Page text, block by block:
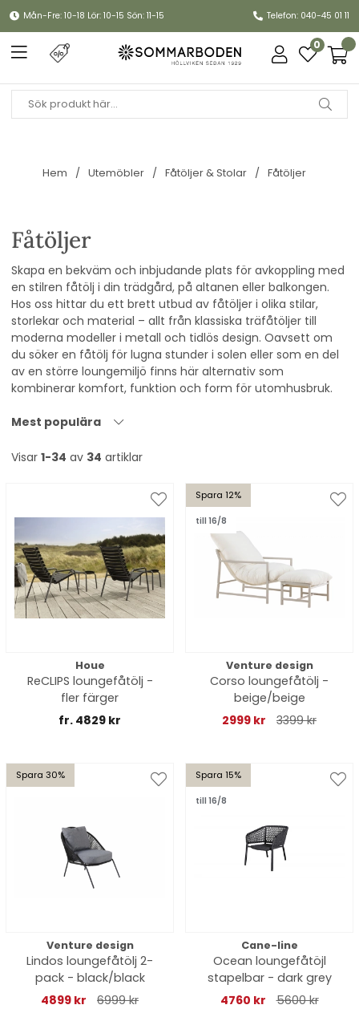
Mån-Fre: 10-18 Lör: 10-15 Sön: 11-15 Telefon: 040-45 01 11
0
Hem Utemöbler Fåtöljer & Stolar Fåtöljer
Fåtöljer
Skapa en bekväm och inbjudande plats för avkoppling med
en stilren fåtölj i din trädgård, på altanen eller balkongen.
Hos oss hittar du ett brett utbud av fåtöljer i olika stilar,
storlekar och material – allt från klassiska träfåtöljer till
moderna modeller i metall och tidlös design. Oavsett om
du söker en fåtölj för lugna stunder i solen eller som en del
av en större loungemiljö finns här alternativ som
kombinerar komfort, funktion och form för utomhusbruk.
Mest populära
Visar 1-34 av 34 artiklar
Houe
ReCLIPS loungefåtölj -
fler färger
fr. 4829 kr
Spara 12%
till 16/8
Venture design
Corso loungefåtölj -
beige/beige
2999 kr
3399 kr
Spara 30%
Venture design
Lindos loungefåtölj 2-
pack - black/black
4899 kr
6999 kr
Spara 15%
till 16/8
Cane-line
Ocean loungefåtöjl
stapelbar - dark grey
4760 kr
5600 kr